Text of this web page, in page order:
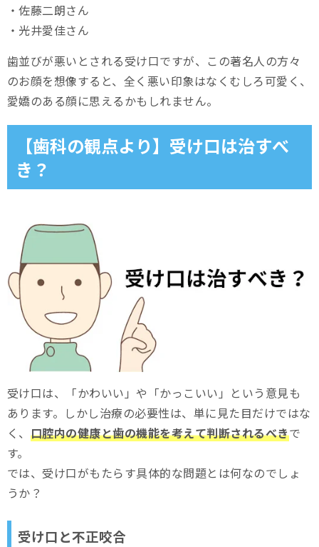
・佐藤二朗さん
・光井愛佳さん
歯並びが悪いとされる受け口ですが、この著名人の方々
のお顔を想像すると、全く悪い印象はなくむしろ可愛く、
愛嬌のある顔に思えるかもしれません。
【歯科の観点より】受け口は治すべ
き？
受け口は、「かわいい」や「かっこいい」という意見も
あります。しかし治療の必要性は、単に見た目だけではな
く、 口腔内の健康と歯の機能を考えて判断されるべきで
す。
では、受け口がもたらす具体的な問題とは何なのでしょ
うか？
受け口と不正咬合